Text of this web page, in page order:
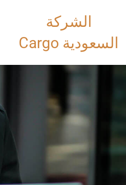
الشركة
السعودية Cargo